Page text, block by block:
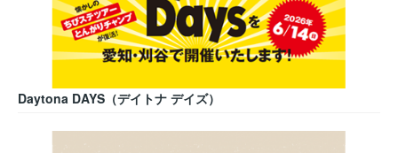
Daytona DAYS（デイトナ デイズ）